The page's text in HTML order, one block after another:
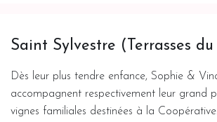
Saint Sylvestre (Terrasses
Dès leur plus tendre enfance, Sophie &
accompagnent respectivement leur grand
vignes familiales destinées à la